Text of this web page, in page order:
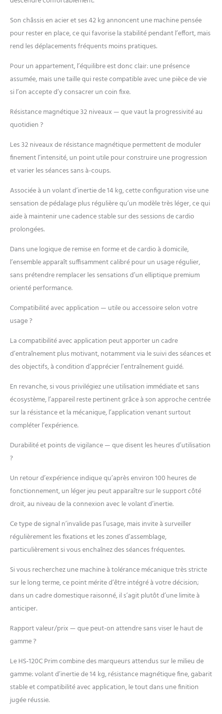
claquements. Les pieds de
nivellement sont
responsables de la
stabilité. Les pédales sont
grands et antidérapants
QUALITÉ : le vélo elliptique
HS-120C Prim a été
fabriqué avec l'amour du
construction de base que
composants témoignent
de la plus haute qualité.
IMPORTANT ! Nous avons
réservé spécialement pour
nos clients une livraison le
jour souhaité, c'est
pourquoi votre commande
est donc important
d'indiquer des
coordonnées valables lors
de votre commande! Si
incorrectes/non valables,
marchandise ne peut
malheureusement pas être
livrée. L'article est expédié
livraison s'effectue
gratuitement au bord du
trottoir.
Son châssis en acier et ses 42 kg annoncent une machine pensée
pour rester en place, ce qui favorise la stabilité pendant l’effort, mais
rend les déplacements fréquents moins pratiques.
Pour un appartement, l’équilibre est donc clair: une présence
assumée, mais une taille qui reste compatible avec une pièce de vie
si l’on accepte d’y consacrer un coin fixe.
Résistance magnétique 32 niveaux — que vaut la progressivité au
quotidien ?
Les 32 niveaux de résistance magnétique permettent de moduler
finement l’intensité, un point utile pour construire une progression
et varier les séances sans à-coups.
Associée à un volant d’inertie de 14 kg, cette configuration vise une
sensation de pédalage plus régulière qu’un modèle très léger, ce qui
aide à maintenir une cadence stable sur des sessions de cardio
prolongées.
Dans une logique de remise en forme et de cardio à domicile,
l’ensemble apparaît suffisamment calibré pour un usage régulier,
sans prétendre remplacer les sensations d’un elliptique premium
orienté performance.
Compatibilité avec application — utile ou accessoire selon votre
usage ?
La compatibilité avec application peut apporter un cadre
d’entraînement plus motivant, notamment via le suivi des séances et
des objectifs, à condition d’apprécier l’entraînement guidé.
En revanche, si vous privilégiez une utilisation immédiate et sans
écosystème, l’appareil reste pertinent grâce à son approche centrée
sur la résistance et la mécanique, l’application venant surtout
compléter l’expérience.
Durabilité et points de vigilance — que disent les heures d’utilisation
?
Un retour d’expérience indique qu’après environ 100 heures de
fonctionnement, un léger jeu peut apparaître sur le support côté
droit, au niveau de la connexion avec le volant d’inertie.
Ce type de signal n’invalide pas l’usage, mais invite à surveiller
régulièrement les fixations et les zones d’assemblage,
particulièrement si vous enchaînez des séances fréquentes.
Si vous recherchez une machine à tolérance mécanique très stricte
sur le long terme, ce point mérite d’être intégré à votre décision;
dans un cadre domestique raisonné, il s’agit plutôt d’une limite à
anticiper.
Rapport valeur/prix — que peut-on attendre sans viser le haut de
gamme ?
Le HS-120C Prim combine des marqueurs attendus sur le milieu de
gamme: volant d’inertie de 14 kg, résistance magnétique fine, gabarit
stable et compatibilité avec application, le tout dans une finition
jugée réussie.